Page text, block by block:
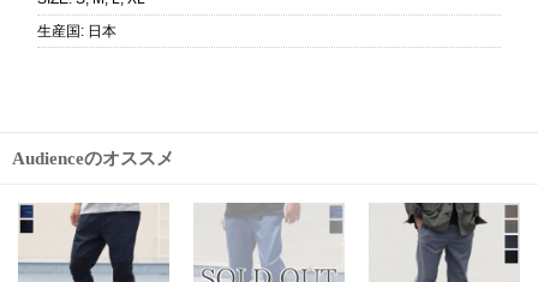
生産国: 日本
Audienceのオススメ